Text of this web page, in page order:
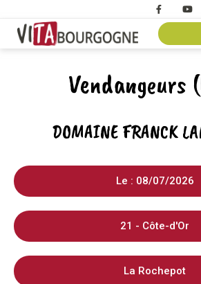
Vendangeurs
DOMAINE FRANCK
Le : 08/07/2026
21 - Côte-d'Or
La Rochepot